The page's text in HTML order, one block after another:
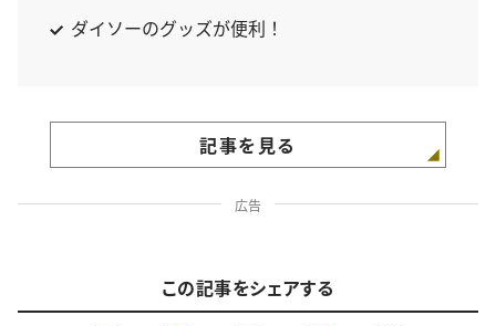
ダイソーのグッズが便利！
記事を見る
広告
この記事をシェアする